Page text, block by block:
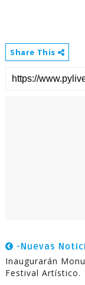
Share This
-Nuevas
Inaugurarán
Festival Artístico.